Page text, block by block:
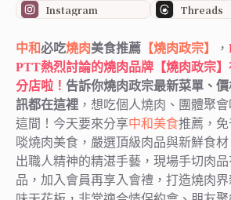
Instagram
Threads
中和必吃燒肉美食推薦 【燒肉政宗】 ，
PTT熱烈討論的燒肉品牌【燒肉政宗】
分店啦！ 告訴你燒肉政宗最新菜單、
訊都在這裡 ，想吃個人燒肉、團體聚
這間！今天要來分享中和美食推薦，
啖燒肉美食，嚴選頂級肉品與新鮮食
出職人精神的精湛手藝，現場手切肉
品，加入會員再享入會禮，打造燒肉